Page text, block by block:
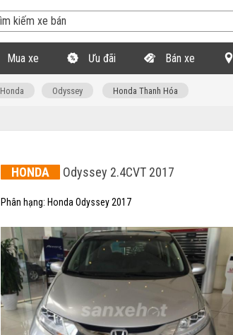
Mua xe Ưu đãi Bán xe
Honda Odyssey Honda Thanh Hóa
HONDA Odyssey 2.4CVT 2017
Phân hạng: Honda Odyssey 2017